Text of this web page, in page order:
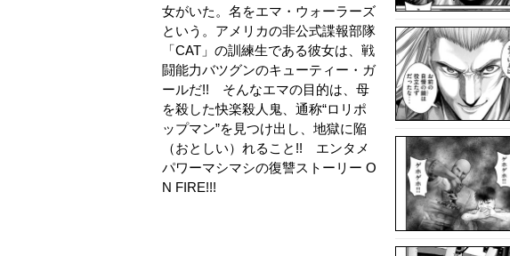
女がいた。名をエマ・ウォーラーズ
という。アメリカの非公式諜報部隊
「CAT」の訓練生である彼女は、戦
闘能力バツグンのキューティー・ガ
ールだ!! そんなエマの目的は、母
を殺した快楽殺人鬼、通称“ロリポ
ップマン”を見つけ出し、地獄に陥
（おとしい）れること!! エンタメ
パワーマシマシの復讐ストーリー O
N FIRE!!!